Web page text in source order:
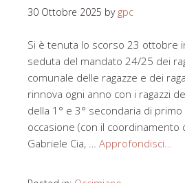
30 Ottobre 2025 by gpc
Si è tenuta lo scorso 23 ottobre
seduta del mandato 24/25 dei
comunale delle ragazze e dei
rinnova ogni anno con i ragazzi
della 1° e 3° secondaria di primo
occasione (con il coordinamento
Gabriele Cia, … Approfondisci…